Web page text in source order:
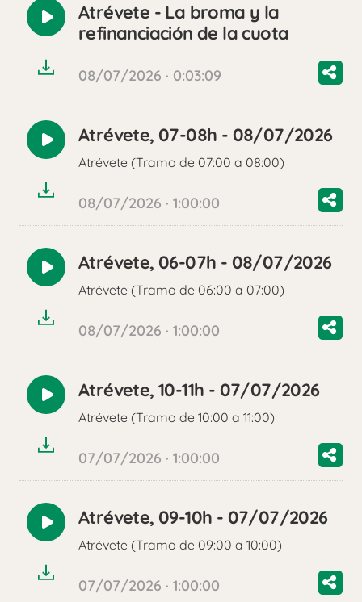
Reproducir
audio
Atrévete - La broma y la
refinanciación de la cuota
08/07/2026 · 0:03:09
Reproducir
audio
Atrévete, 07-08h - 08/07/2026
Atrévete (Tramo de 07:00 a 08:00)
08/07/2026 · 1:00:00
Reproducir
audio
Atrévete, 06-07h - 08/07/2026
Atrévete (Tramo de 06:00 a 07:00)
08/07/2026 · 1:00:00
Reproducir
audio
Atrévete, 10-11h - 07/07/2026
Atrévete (Tramo de 10:00 a 11:00)
07/07/2026 · 1:00:00
Reproducir
audio
Atrévete, 09-10h - 07/07/2026
Atrévete (Tramo de 09:00 a 10:00)
07/07/2026 · 1:00:00